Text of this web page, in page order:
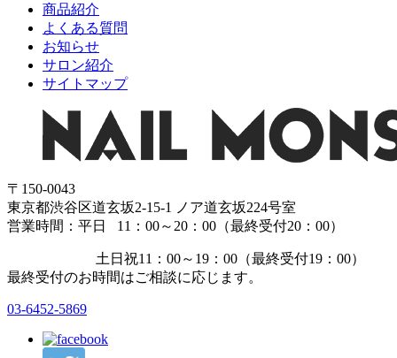
商品紹介
よくある質問
お知らせ
サロン紹介
サイトマップ
〒150-0043
東京都渋谷区道玄坂2-15-1 ノア道玄坂224号室
営業時間：平日 11：00～20：00（最終受付20：00）
土日祝11：00～19：00（最終受付19：00）
最終受付のお時間はご相談に応じます。
03-6452-5869